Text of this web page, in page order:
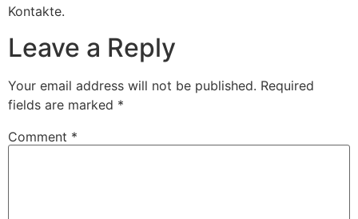
Kontakte.
Leave a Reply
Your email address will not be published. Required
fields are marked *
Comment *